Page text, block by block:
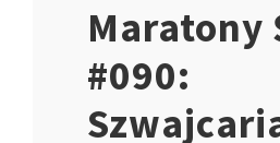
Maratony
#090: